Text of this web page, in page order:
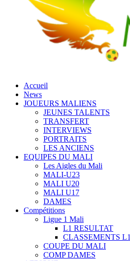
Accueil
News
JOUEURS MALIENS
JEUNES TALENTS
TRANSFERT
INTERVIEWS
PORTRAITS
LES ANCIENS
EQUIPES DU MALI
Les Aigles du Mali
MALI-U23
MALI U20
MALI U17
DAMES
Compétitions
Ligue 1 Mali
L1 RESULTAT
CLASSEMENTS L1
COUPE DU MALI
COMP DAMES